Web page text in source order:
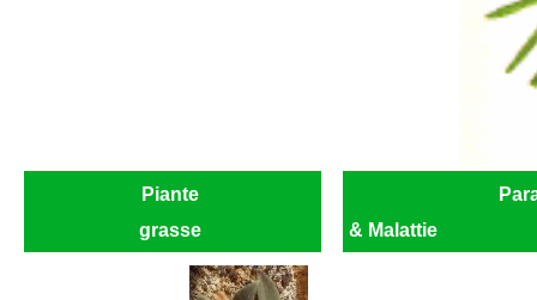
Piante
grasse
& Malattie